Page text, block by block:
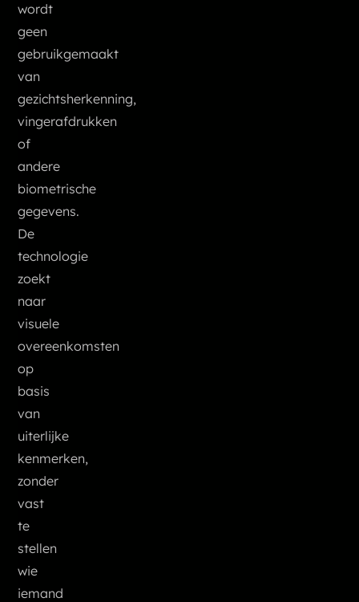
wordt
geen
gebruikgemaakt
van
gezichtsherkenning,
vingerafdrukken
of
andere
biometrische
gegevens.
De
technologie
zoekt
naar
visuele
overeenkomsten
op
basis
van
uiterlijke
kenmerken,
zonder
vast
te
stellen
wie
iemand